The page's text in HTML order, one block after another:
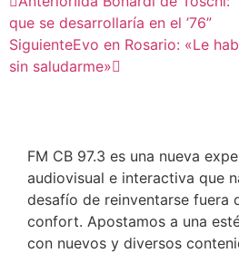
que se desarrollaría en el ’76”
SiguienteEvo en Rosario: «Le
sin saludarme»
FM CB 97.3 es una nueva
audiovisual e interactiva que
desafío de reinventarse fuera
confort. Apostamos a una
con nuevos y diversos